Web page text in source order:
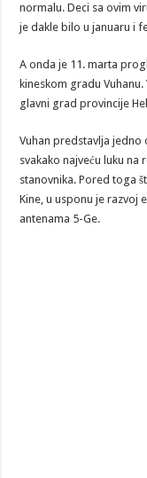
normalu. Deci sa ovim
je dakle bilo u januaru i
A onda je 11. marta
kineskom gradu
glavni grad provincije
Vuhan predstavlja jedno
svakako najveću luku na
stanovnika. Pored toga
Kine, u usponu je razvoj
antenama 5-Ge.